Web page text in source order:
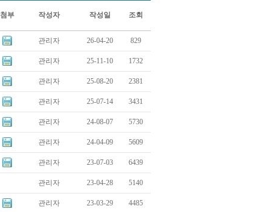
첨부 작성자 작성일 조회
관리자 26-04-20 829
관리자 25-11-10 1732
관리자 25-08-20 2381
관리자 25-07-14 3431
관리자 24-08-07 5730
관리자 24-04-09 5609
관리자 23-07-03 6439
관리자 23-04-28 5140
관리자 23-03-29 4485